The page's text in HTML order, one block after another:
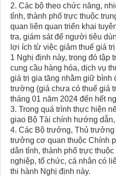
2. Các bộ theo chức năng,
tỉnh, thành phố trực thuộc
quan liên quan triển khai
tra, giám sát để người tiêu
lợi ích từ việc giảm thuế giá
1 Nghị định này, trong đó tập
cung cầu hàng hóa, dịch vụ
giá trị gia tăng nhằm giữ bình
trường (giá chưa có thuế giá
tháng 01 năm 2024 đến hết
3. Trong quá trình thực hiện
giao Bộ Tài chính hướng
4. Các Bộ trưởng, Thủ
trưởng cơ quan thuộc Chính
dân tỉnh, thành phố trực
nghiệp, tổ chức, cá nhân có
thi hành Nghị định này.